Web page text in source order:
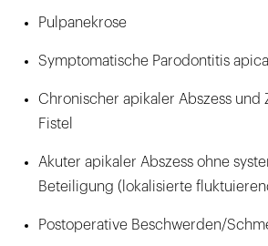
Pulpanekrose
Symptomatische Parodontitis
Chronischer apikaler Abszess und
Fistel
Akuter apikaler Abszess ohne
Beteiligung (lokalisierte
Postoperative Beschwerden/